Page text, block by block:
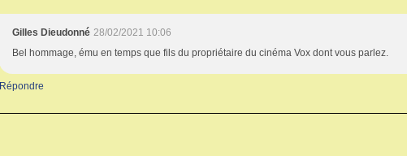
Gilles Dieudonné 28/02/2021 10:06
Bel hommage, ému en temps que fils du propriétaire du cinéma Vox dont vous parlez.
Répondre